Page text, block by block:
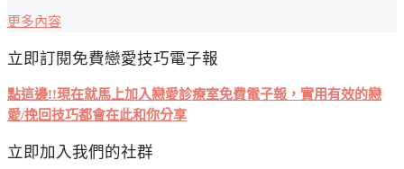
更多內容
立即訂閱免費戀愛技巧電子報
點這邊!!現在就馬上加入戀愛診療室免費電子報，實用有效的戀
愛/挽回技巧都會在此和你分享
立即加入我們的社群